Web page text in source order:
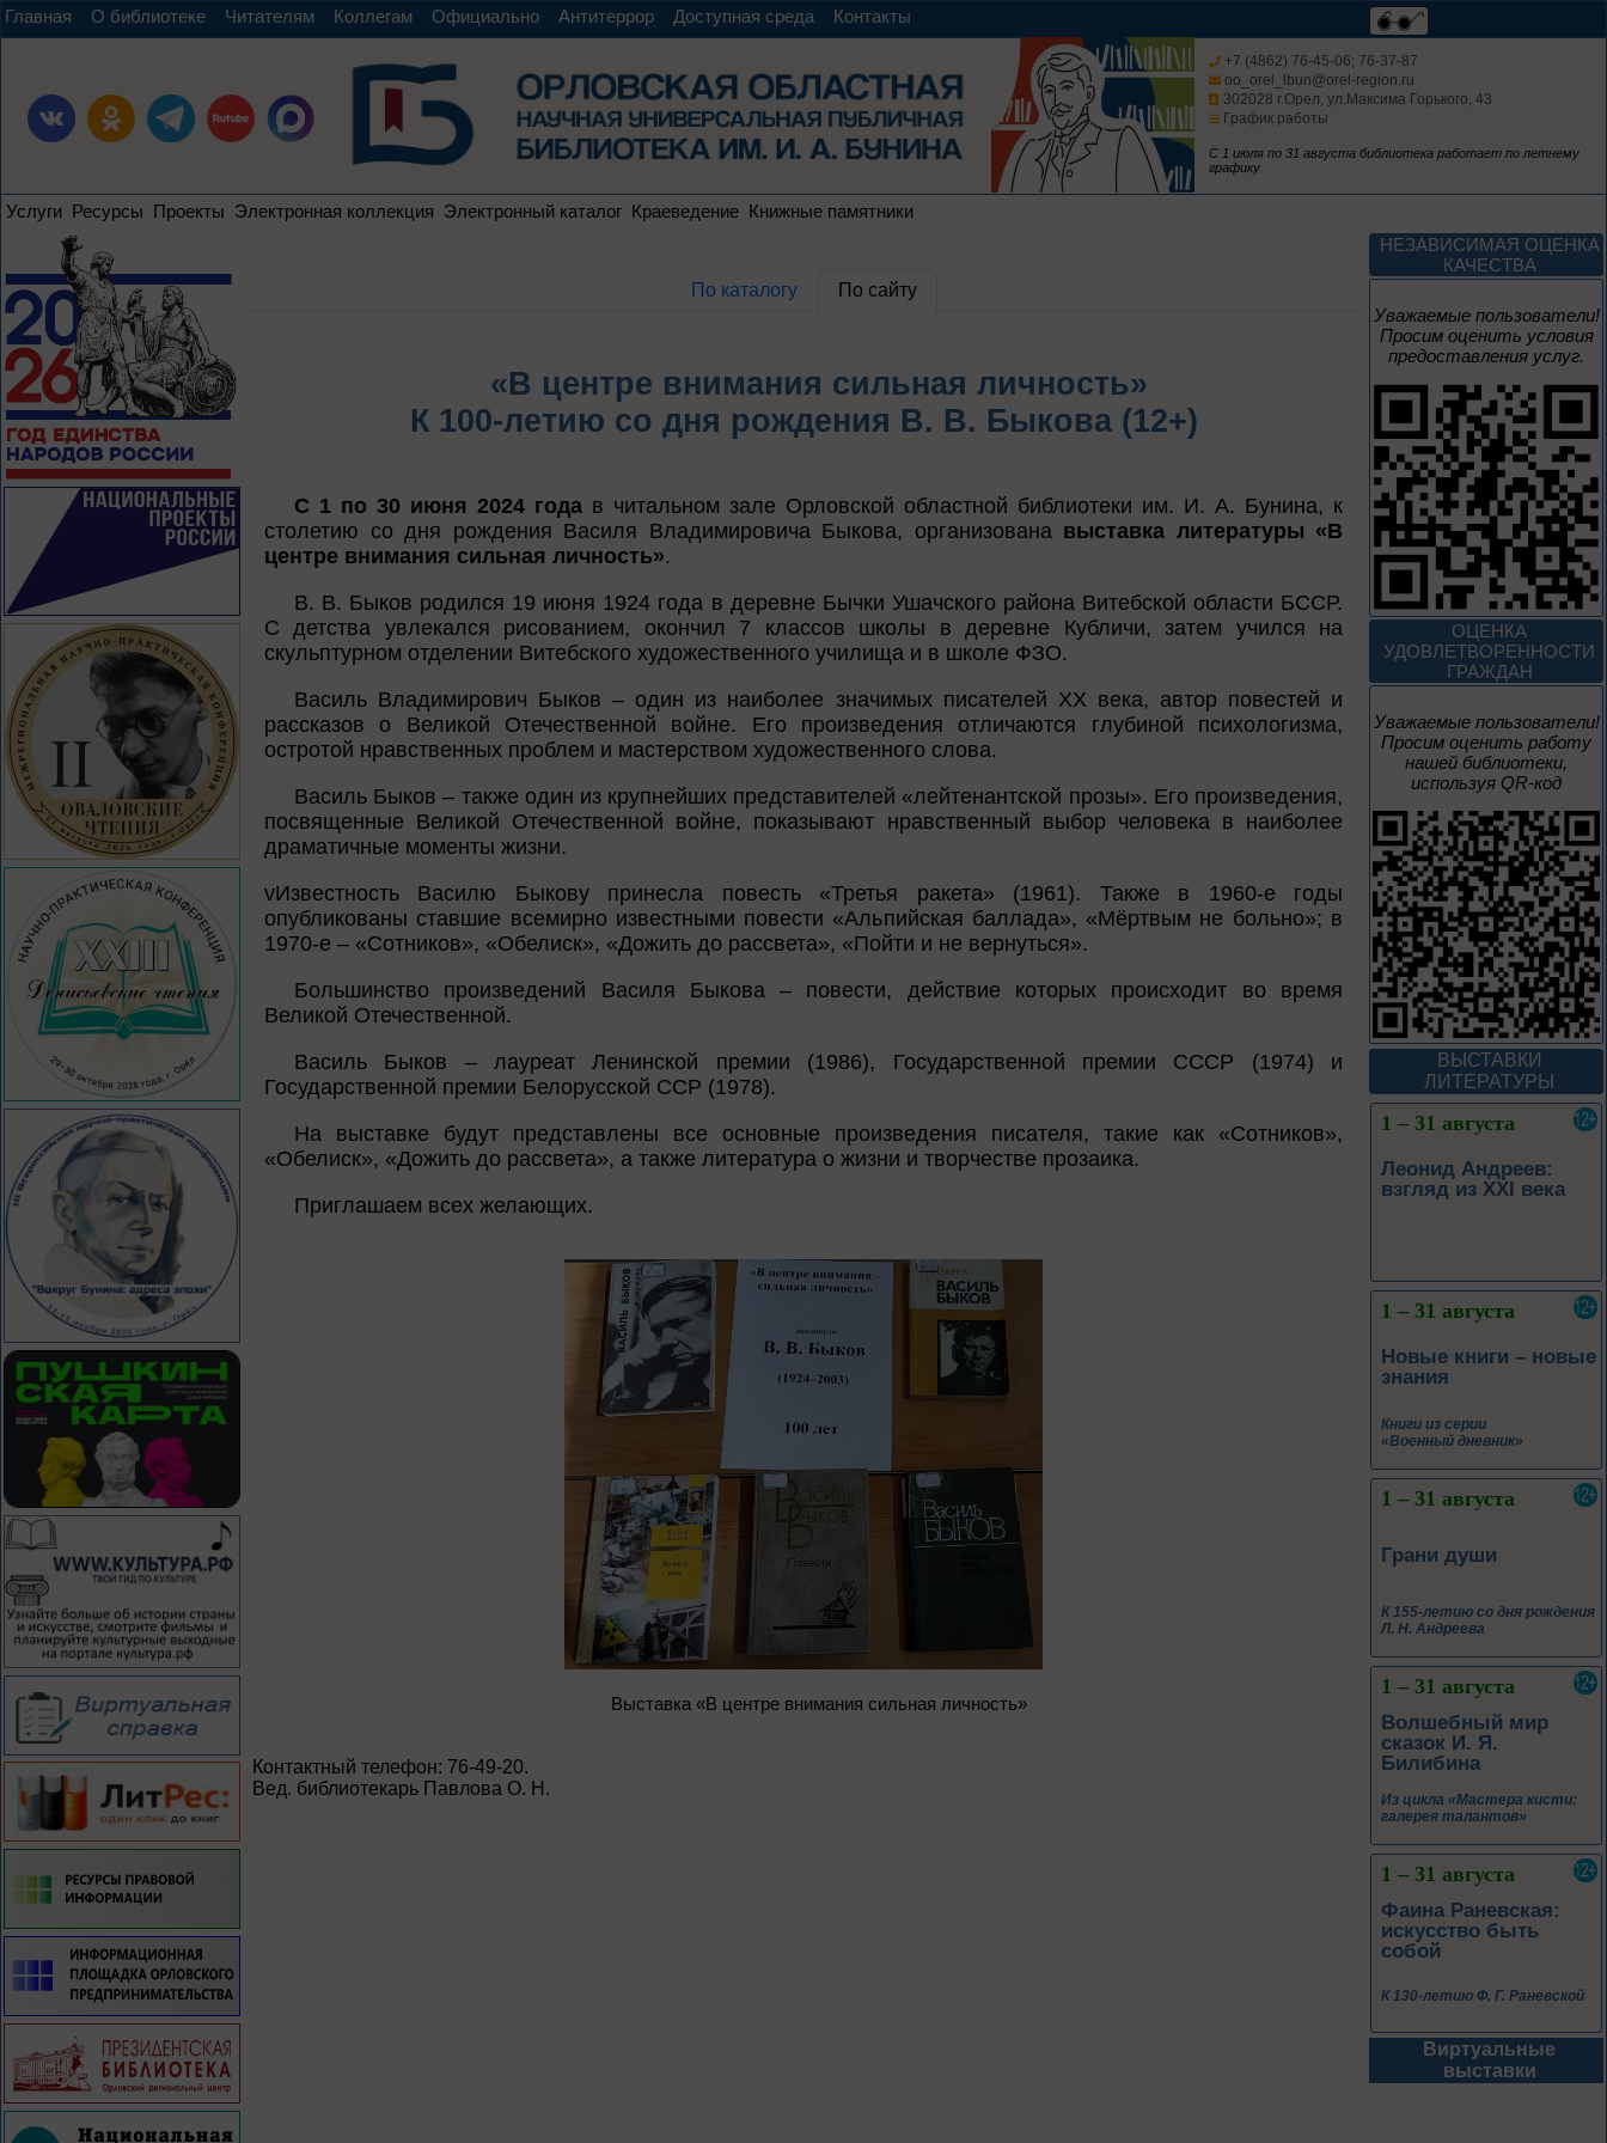
Главная О библиотеке Читателям Коллегам Официально Антитеррор Доступная среда Контакты
+7 (4862) 76-45-06; 76-37-87
oo_orel_lbun@orel-region.ru
302028 г.Орел, ул.Максима Горького, 43
График работы
С 1 июля по 31 августа библиотека работает по летнему
графику
Услуги Ресурсы Проекты Электронная коллекция Электронный каталог Краеведение Книжные памятники
По каталогу По сайту
«В центре внимания сильная личность»
К 100-летию со дня рождения В. В. Быкова (12+)
С 1 по 30 июня 2024 года в читальном зале Орловской областной библиотеки им. И. А. Бунина, к
столетию со дня рождения Василя Владимировича Быкова, организована выставка литературы «В
центре внимания сильная личность».
В. В. Быков родился 19 июня 1924 года в деревне Бычки Ушачского района Витебской области БССР.
С детства увлекался рисованием, окончил 7 классов школы в деревне Кубличи, затем учился на
скульптурном отделении Витебского художественного училища и в школе ФЗО.
Василь Владимирович Быков – один из наиболее значимых писателей XX века, автор повестей и
рассказов о Великой Отечественной войне. Его произведения отличаются глубиной психологизма,
остротой нравственных проблем и мастерством художественного слова.
Василь Быков – также один из крупнейших представителей «лейтенантской прозы». Его произведения,
посвященные Великой Отечественной войне, показывают нравственный выбор человека в наиболее
драматичные моменты жизни.
vИзвестность Василю Быкову принесла повесть «Третья ракета» (1961). Также в 1960-е годы
опубликованы ставшие всемирно известными повести «Альпийская баллада», «Мёртвым не больно»; в
1970-е – «Сотников», «Обелиск», «Дожить до рассвета», «Пойти и не вернуться».
Большинство произведений Василя Быкова – повести, действие которых происходит во время
Великой Отечественной.
Василь Быков – лауреат Ленинской премии (1986), Государственной премии СССР (1974) и
Государственной премии Белорусской ССР (1978).
На выставке будут представлены все основные произведения писателя, такие как «Сотников»,
«Обелиск», «Дожить до рассвета», а также литература о жизни и творчестве прозаика.
Приглашаем всех желающих.
Выставка «В центре внимания сильная личность»
Контактный телефон: 76-49-20.
Вед. библиотекарь Павлова О. Н.
НЕЗАВИСИМАЯ ОЦЕНКА
КАЧЕСТВА
Уважаемые пользователи!
Просим оценить условия
предоставления услуг.
ОЦЕНКА
УДОВЛЕТВОРЕННОСТИ
ГРАЖДАН
Уважаемые пользователи!
Просим оценить работу
нашей библиотеки,
используя QR-код
ВЫСТАВКИ
ЛИТЕРАТУРЫ
августа
Человек и природа
Мгновения
композитора Микаэла
Леоновича Таривердиева
1 июня – 30
августа
Культурная суббота.
Краеведение: в
помощь участника
1 июня – 31
августа
Безопасным будет
путь!
1 – 31 августа
Книги юбиляры 2026
Пиноккио
К 145-летию выхода книги
Карло Коллоди «Приключения
Пиноккио»
1 – 31 августа
Полёт над
столетиями
460 лет основания города
1 – 31 августа
Леонид Андреев:
взгляд из XXI века
1 – 31 августа
Новые книги – новые
знания
Книги из серии
«Военный дневник»
1 – 31 августа
Грани души
К 155-летию со дня рождения
Л. Н. Андреева
1 – 31 августа
Волшебный мир
сказок И. Я.
Билибина
Из цикла «Мастера кисти:
галерея талантов»
1 – 31 августа
Фаина Раневская:
искусство быть
собой
К 130-летию Ф. Г. Раневской
1 – 31 августа
Виртуальные
выставки